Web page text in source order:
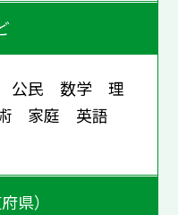
公民 数学 理
家庭 英語
県）